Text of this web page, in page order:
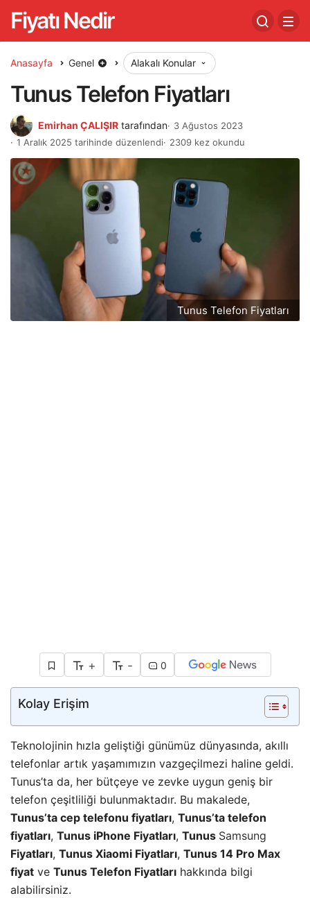
Fiyatı Nedir
Anasayfa Genel Alakalı Konular
Tunus Telefon Fiyatları
Emirhan ÇALIŞIR tarafından
3 Ağustos 2023
1 Aralık 2025 tarihinde düzenlendi
2309 kez okundu
Tunus Telefon Fiyatları
+ - 0
Kolay Erişim
Teknolojinin hızla geliştiği günümüz dünyasında, akıllı
telefonlar artık yaşamımızın vazgeçilmezi haline geldi.
Tunus’ta da, her bütçeye ve zevke uygun geniş bir
telefon çeşitliliği bulunmaktadır. Bu makalede,
Tunus’ta cep telefonu fiyatları, Tunus’ta telefon
fiyatları, Tunus iPhone Fiyatları, Tunus Samsung
Fiyatları, Tunus Xiaomi Fiyatları, Tunus 14 Pro Max
fiyat ve Tunus Telefon Fiyatları hakkında bilgi
alabilirsiniz.